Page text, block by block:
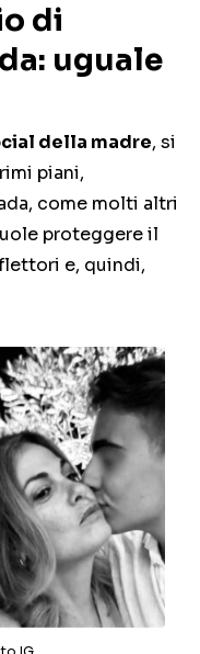
di
uguale
della madre, si
piani,
come molti altri
proteggere il
e, quindi,